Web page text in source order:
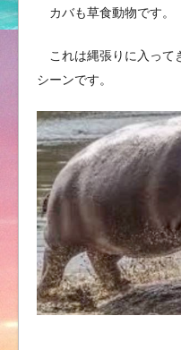
カバも草食動物です。
これは縄張りに入って
シーンです。